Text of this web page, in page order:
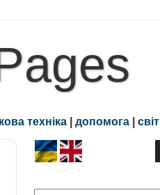
техніка | допомога | світ